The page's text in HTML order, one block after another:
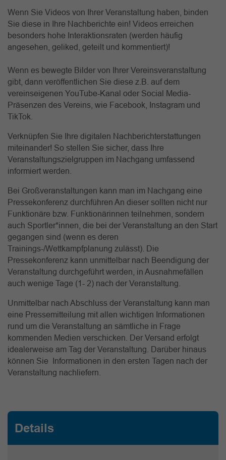
Wenn Sie Videos von Ihrer Veranstaltung haben, binden
Sie diese in Ihre Nachberichte ein! Videos erreichen
besonders hohe Interaktionsraten (werden häufig
angesehen, geliked, geteilt und kommentiert)!
Wenn es bewegte Bilder von Ihrer Vereinsveranstaltung
gibt, dann veröffentlichen Sie diese z.B. auf dem
vereinseigenen YouTube-Kanal oder Social Media-
Präsenzen des Vereins, wie Facebook, Instagram und
TikTok.
Verknüpfen Sie Ihre digitalen Nachberichterstattungen
miteinander! So stellen Sie sicher, dass Ihre
Veranstaltungszielgruppen im Nachgang umfassend
informiert werden.
Bei Großveranstaltungen kann man im Nachgang eine
Pressekonferenz durchführen An dieser sollten nicht nur
Funktionäre bzw. Funktionärinnen teilnehmen, sondern
auch Sportler*innen, die bei der Veranstaltung an den Start
gegangen sind (wenn es deren
Trainings-/Wettkampfplanung zulässt). Die
Pressekonferenz kann unmittelbar nach Beendigung der
Veranstaltung durchgeführt werden, in Ausnahmefällen
auch wenige Tage (1- 2) nach der Veranstaltung.
Unmittelbar nach Abschluss der Veranstaltung kann man
eine Pressemitteilung mit allen wichtigen Informationen
rund um die Veranstaltung an sämtliche in Frage
kommenden Medien verschicken. Der Versand erfolgt
idealerweise am Tag der Veranstaltung. Darüber hinaus
können Sie Informationen in den ersten Tagen nach der
Veranstaltung nachliefern.
Details